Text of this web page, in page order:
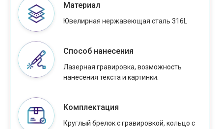
Материал
Ювелирная нержавеющая сталь 316L
Способ нанесения
Лазерная гравировка, возможность
нанесения текста и картинки.
Комплектация
Круглый брелок с гравировкой, кольцо с